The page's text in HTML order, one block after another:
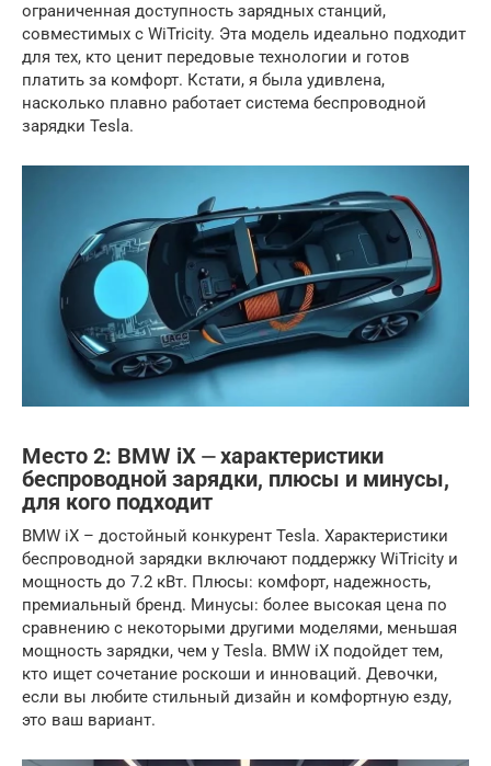
ограниченная доступность зарядных станций,
совместимых с WiTricity. Эта модель идеально подходит
для тех, кто ценит передовые технологии и готов
платить за комфорт. Кстати, я была удивлена,
насколько плавно работает система беспроводной
зарядки Tesla.
Место 2: BMW iX ⏤ характеристики
беспроводной зарядки, плюсы и минусы,
для кого подходит
BMW iX – достойный конкурент Tesla. Характеристики
беспроводной зарядки включают поддержку WiTricity и
мощность до 7.2 кВт. Плюсы: комфорт, надежность,
премиальный бренд. Минусы: более высокая цена по
сравнению с некоторыми другими моделями, меньшая
мощность зарядки, чем у Tesla. BMW iX подойдет тем,
кто ищет сочетание роскоши и инноваций. Девочки,
если вы любите стильный дизайн и комфортную езду,
это ваш вариант.